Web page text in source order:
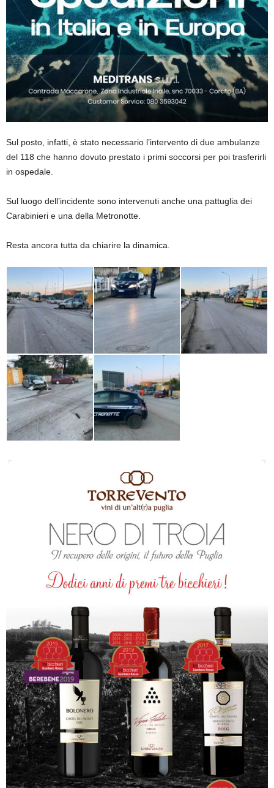
Sul posto, infatti, è stato necessario l’intervento di due ambulanze
del 118 che hanno dovuto prestato i primi soccorsi per poi trasferirli
in ospedale.
Sul luogo dell’incidente sono intervenuti anche una pattuglia dei
Carabinieri e una della Metronotte.
Resta ancora tutta da chiarire la dinamica.